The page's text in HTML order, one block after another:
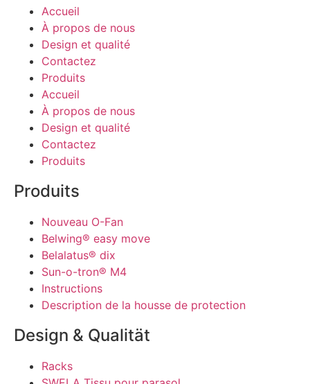
Accueil
À propos de nous
Design et qualité
Contactez
Produits
Accueil
À propos de nous
Design et qualité
Contactez
Produits
Produits
Nouveau O-Fan
Belwing® easy move
Belalatus® dix
Sun-o-tron® M4
Instructions
Description de la housse de protection
Design & Qualität
Racks